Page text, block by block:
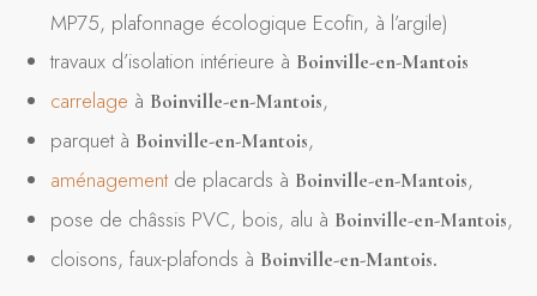
MP75, plafonnage écologique Ecofin, à l’argile)
travaux d’isolation intérieure à Boinville-en-Mantois
carrelage à Boinville-en-Mantois,
parquet à Boinville-en-Mantois,
aménagementde placards à Boinville-en-Mantois,
pose de châssis PVC, bois, alu à Boinville-en-Mantois,
cloisons, faux-plafonds à Boinville-en-Mantois.